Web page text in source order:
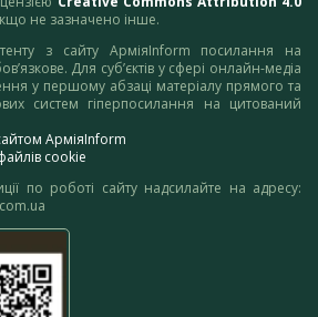
не зазначено інше.
з сайту АрміяInform посилання на
Для суб’єктів у сфері онлайн-медіа
у першому абзаці матеріалу прямого та
систем гіперпосилання на цитований
АрміяInform
cookie
по роботі сайту надсилайте на адресу: